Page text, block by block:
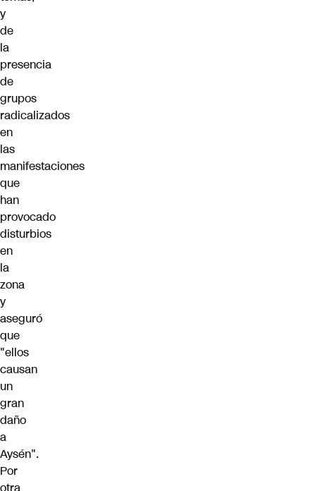
y
de
la
presencia
de
grupos
radicalizados
en
las
manifestaciones
que
han
provocado
disturbios
en
la
zona
y
aseguró
que
"ellos
causan
un
gran
daño
a
Aysén".
Por
otra